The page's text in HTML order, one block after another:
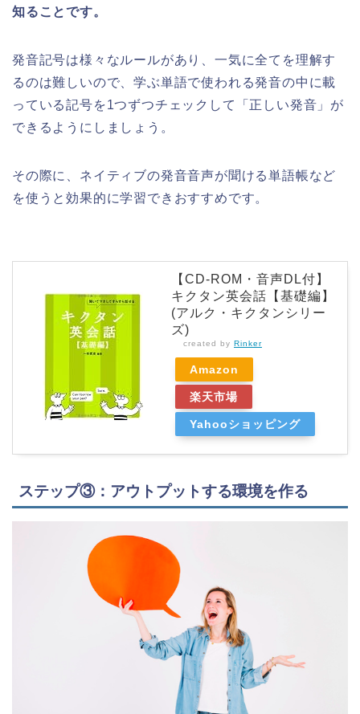
知ることです。
発音記号は様々なルールがあり、一気に全てを理解す
るのは難しいので、学ぶ単語で使われる発音の中に載
っている記号を1つずつチェックして「正しい発音」が
できるようにしましょう。
その際に、ネイティブの発音音声が聞ける単語帳など
を使うと効果的に学習できおすすめです。
【CD-ROM・音声DL付】
キクタン英会話【基礎編】
(アルク・キクタンシリー
ズ)
created by Rinker
Amazon
楽天市場
Yahooショッピング
ステップ③：アウトプットする環境を作る